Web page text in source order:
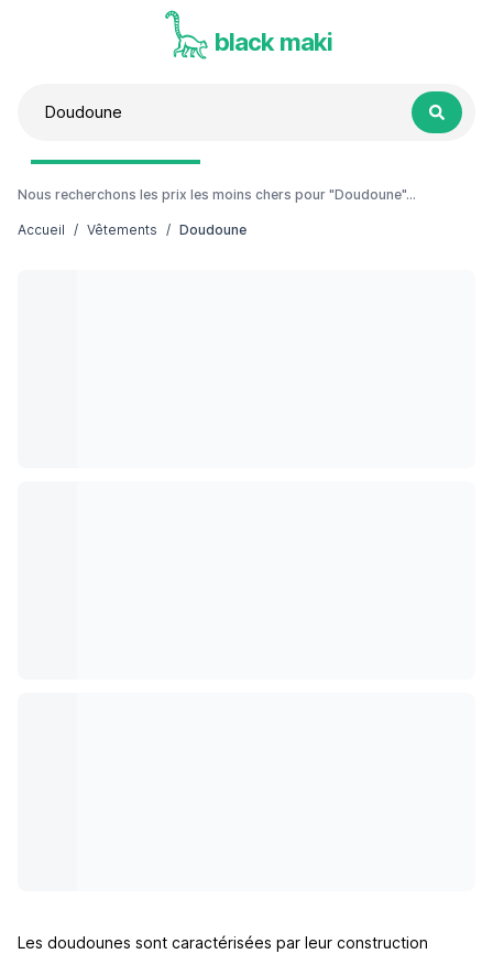
black maki
Nous recherchons les prix les moins chers pour "Doudoune"...
Accueil / Vêtements / Doudoune
Les doudounes sont caractérisées par leur construction